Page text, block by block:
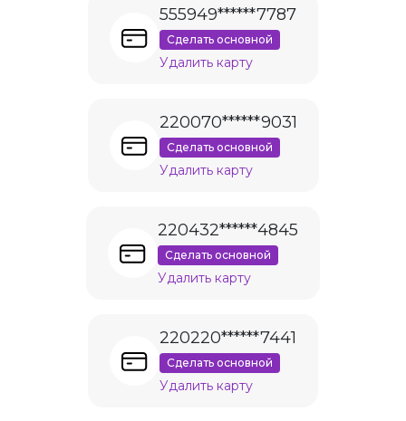
555949******7787
Сделать основной
Удалить карту
220070******9031
Сделать основной
Удалить карту
220432******4845
Сделать основной
Удалить карту
220220******7441
Сделать основной
Удалить карту